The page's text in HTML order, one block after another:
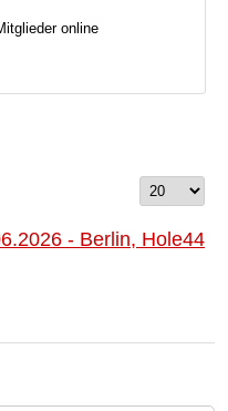
online
Anzeige
- Berlin, Hole44